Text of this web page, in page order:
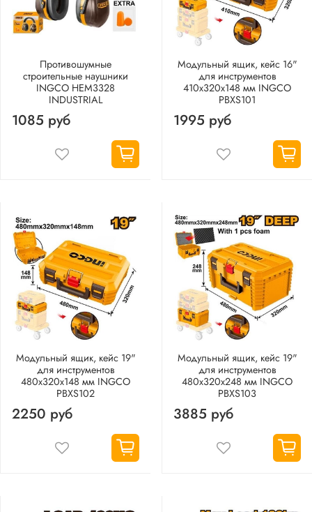
Противошумные
строительные наушники
INGCO HEM3328
INDUSTRIAL
1085 руб
Модульный ящик, кейс 16"
для инструментов
410х320х148 мм INGCO
PBXS101
1995 руб
Модульный ящик, кейс 19"
для инструментов
480х320х148 мм INGCO
PBXS102
2250 руб
Модульный ящик, кейс 19"
для инструментов
480х320х248 мм INGCO
PBXS103
3885 руб